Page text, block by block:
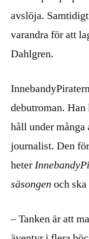
avslöja.
varandra för att
Dahlgren.
debutroman.
håll under många
journalist. Den
heter
säsongen och
– Tanken är att